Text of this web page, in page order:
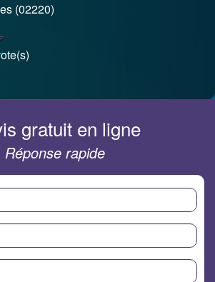
(02220)
gratuit en ligne
Réponse rapide